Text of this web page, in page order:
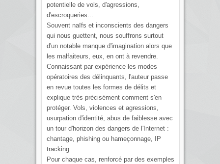
potentielle de vols, d'agressions,
d'escroqueries...
Souvent naïfs et inconscients des dangers
qui nous guettent, nous souffrons surtout
d'un notable manque d'imagination alors que
les malfaiteurs, eux, en ont à revendre.
Connaissant par expérience les modes
opératoires des délinquants, l'auteur passe
en revue toutes les formes de délits et
explique très précisément comment s'en
protéger. Vols, violences et agressions,
usurpation d'identité, abus de faiblesse avec
un tour d'horizon des dangers de l'Internet :
chantage, phishing ou hameçonnage, IP
tracking...
Pour chaque cas, renforcé par des exemples